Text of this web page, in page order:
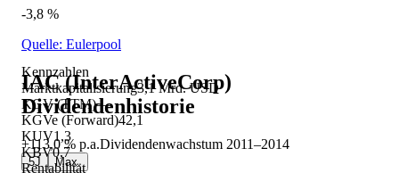
Kennzahlen
Marktkapitalisierung3,1 Mrd. USD
KGV (TTM)—
KGVe (Forward)42,1
KUV1,3
KBV0,7
Rentabilität
-3,8 %
Quelle: Eulerpool
IAC (InterActiveCorp)
Dividendenhistorie
+113,0 % p.a.Dividendenwachstum 2011–2014
5J Max.